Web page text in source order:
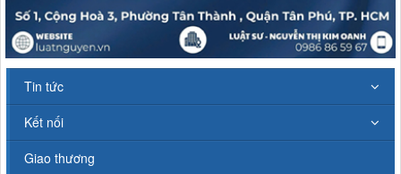
Tin tức
Kết nối
Giao thương